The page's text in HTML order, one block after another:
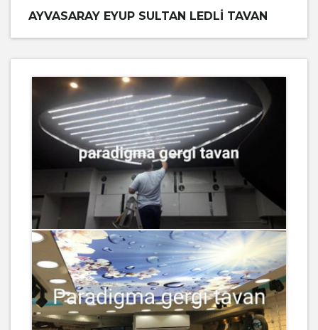
AYVASARAY EYUP SULTAN LEDLI TAVAN